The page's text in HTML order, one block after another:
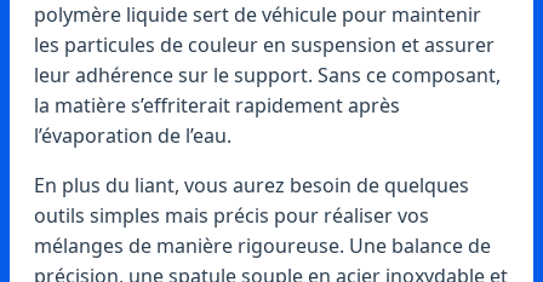
polymère liquide sert de véhicule pour maintenir
les particules de couleur en suspension et assurer
leur adhérence sur le support. Sans ce composant,
la matière s’effriterait rapidement après
l’évaporation de l’eau.
En plus du liant, vous aurez besoin de quelques
outils simples mais précis pour réaliser vos
mélanges de manière rigoureuse. Une balance de
précision, une spatule souple en acier inoxydable et